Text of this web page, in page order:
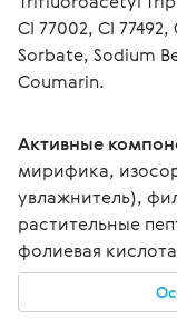
CI 77002, CI 77492,
Sorbate, Sodium
Coumarin.
Активные
мирифика,
увлажнитель),
растительные
фолиевая